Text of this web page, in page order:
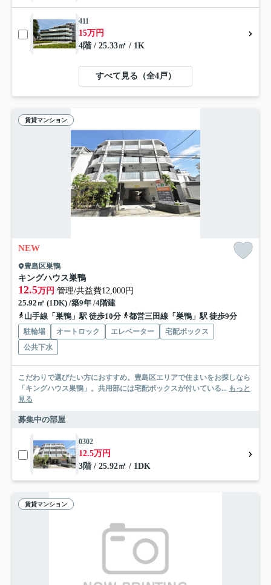
411
15万円
4階 / 25.33㎡ / 1K
すべて見る（全4戸）
賃貸マンション
NEW
豊島区巣鴨
キングハウス巣鴨
12.5万円 管理/共益費12,000円
25.92㎡ (1DK) /築9年 /4階建
山手線「巣鴨」駅 徒歩10分
都営三田線「巣鴨」駅 徒歩9分
駐輪場 オートロック エレベーター
宅配ボックス
公共下水
こだわりで選びたい方におすすめ。豊島区エリアで住まいをお探しなら
「キングハウス巣鴨」。共用部には宅配ボックスが付いている... もっと
見る
募集中の部屋
0302
12.5万円
3階 / 25.92㎡ / 1DK
賃貸マンション